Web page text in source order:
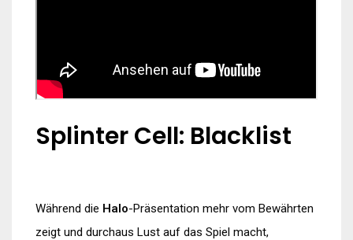
Splinter Cell: Blacklist
Während die Halo-Präsentation mehr vom Bewährten
zeigt und durchaus Lust auf das Spiel macht,